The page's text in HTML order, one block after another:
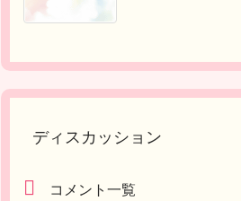
ディスカッション
コメント一覧